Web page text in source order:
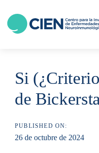
links
content
Si
de
PUBLISHED ON:
26 de octubre de 2024